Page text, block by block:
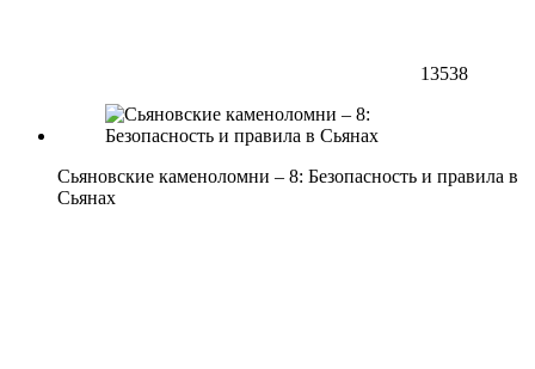
13538
Сьяновские каменоломни – 8: Безопасность и правила в
Сьянах